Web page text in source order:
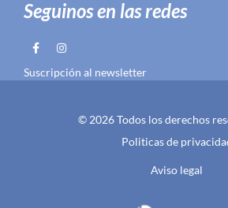
Seguinos en las redes
Suscripción al newsletter
© 2026 Todos los derechos
Politicas de
Aviso legal